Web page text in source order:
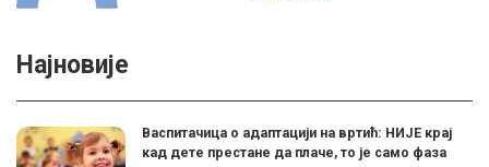
Најновије
Васпитачица о адаптацији на вртић: НИЈЕ крај
кад дете престане да плаче, то је само фаза